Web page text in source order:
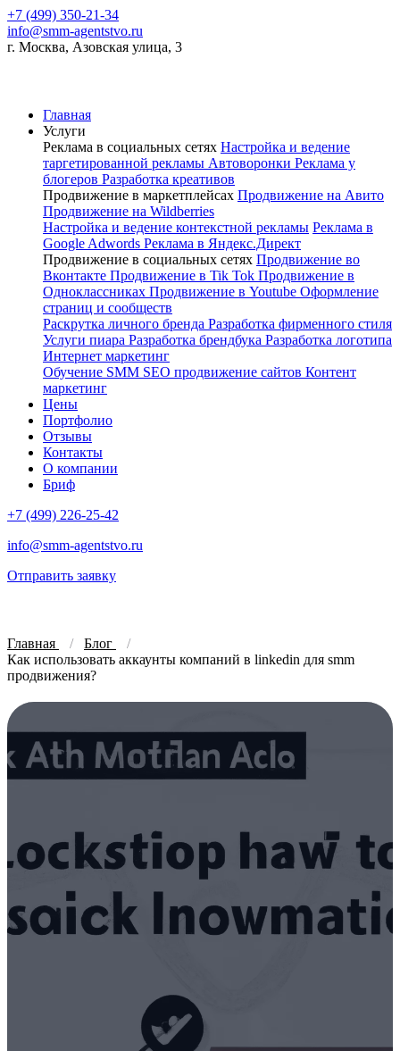
+7 (499) 350-21-34
info@smm-agentstvo.ru
г. Москва, Азовская улица, 3
Главная
Услуги
Реклама в социальных сетях Настройка и ведение
таргетированной рекламы Автоворонки Реклама у
блогеров Разработка креативов
Продвижение в маркетплейсах Продвижение на Авито
Продвижение на Wildberries
Настройка и ведение контекстной рекламы Реклама в
Google Adwords Реклама в Яндекс.Директ
Продвижение в социальных сетях Продвижение во
Вконтакте Продвижение в Tik Tok Продвижение в
Одноклассниках Продвижение в Youtube Оформление
страниц и сообществ
Раскрутка личного бренда Разработка фирменного стиля
Услуги пиара Разработка брендбука Разработка логотипа
Интернет маркетинг
Обучение SMM SEO продвижение сайтов Контент
маркетинг
Цены
Портфолио
Отзывы
Контакты
О компании
Бриф
+7 (499) 226-25-42
info@smm-agentstvo.ru
Отправить заявку
Главная
Блог
Как использовать аккаунты компаний в linkedin для smm
продвижения?